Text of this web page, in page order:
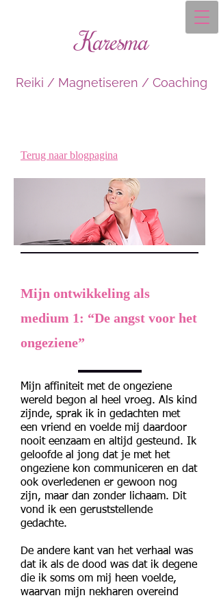
Karesma
Reiki / Magnetiseren / Coaching
Terug naar blogpagina
Mijn ontwikkeling als
medium 1: “De angst voor het
ongeziene”
Mijn affiniteit met de ongeziene
wereld begon al heel vroeg. Als kind
zijnde, sprak ik in gedachten met
een vriend en voelde mij daardoor
nooit eenzaam en altijd gesteund. Ik
geloofde al jong dat je met het
ongeziene kon communiceren en dat
ook overledenen er gewoon nog
zijn, maar dan zonder lichaam. Dit
vond ik een geruststellende
gedachte.
De andere kant van het verhaal was
dat ik als de dood was dat ik degene
die ik soms om mij heen voelde,
waarvan mijn nekharen overeind